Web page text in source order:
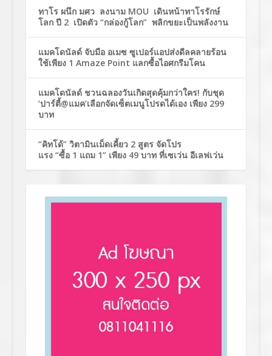
ทาโร ผนึก มศว ลงนาม MOU เดินหน้าทาโรรักษ์
โลก ปี 2 เปิดตัว “กล่องกู้โลก” พลิกขยะเป็นพลังงาน
แมคโดนัลด์ จับมือ อเมซ ซูเปอร์แอปส่งดีลคลายร้อน
ใช้เพียง 1 Amaze Point แลกซื้อไอศกรีมโคน
แมคโดนัลด์ ชวนฉลองวันเกิดสุดคุ้มกว่าใคร! กับชุด
‘ปาร์ตี้@แมค’เลือกจัดเซ็ตเมนูโปรดได้เอง เพียง 299
บาท
“คิทโด้” วิตามินเม็ดเคี้ยว 2 สูตร จัดโปร
แรง “ซื้อ 1 แถม 1” เพียง 49 บาท ที่เซเว่น อีเลฟเว่น